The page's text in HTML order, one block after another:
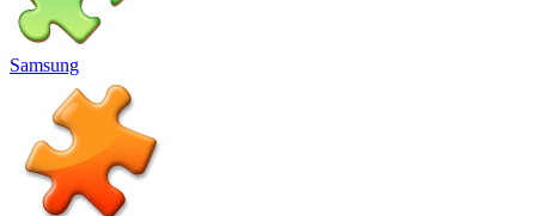
Samsung